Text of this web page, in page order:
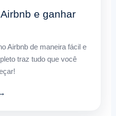
e ganhar
Airbnb de maneira fácil e
traz tudo que você